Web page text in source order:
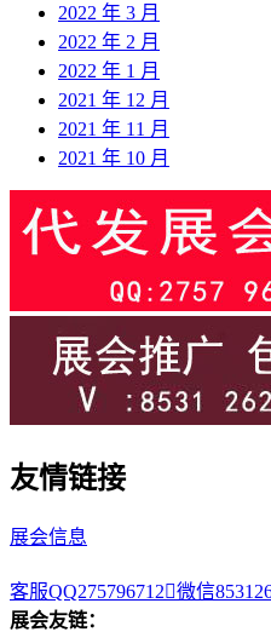
2022 年 3 月
2022 年 2 月
2022 年 1 月
2021 年 12 月
2021 年 11 月
2021 年 10 月
友情链接
展会信息
客服QQ275796712微信
展会友链：